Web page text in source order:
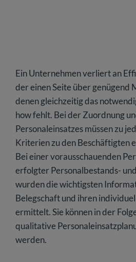
Ein Unternehmen verliert an
der einen Seite über
denen gleichzeitig das
how fehlt. Bei der Zuordnung
Personaleinsatzes müssen zu
Kriterien zu den Beschäftigten
Bei einer vorausschauenden
erfolgter Personalbestands-
wurden die wichtigsten
Belegschaft und ihren
ermittelt. Sie können in der
qualitative
werden.